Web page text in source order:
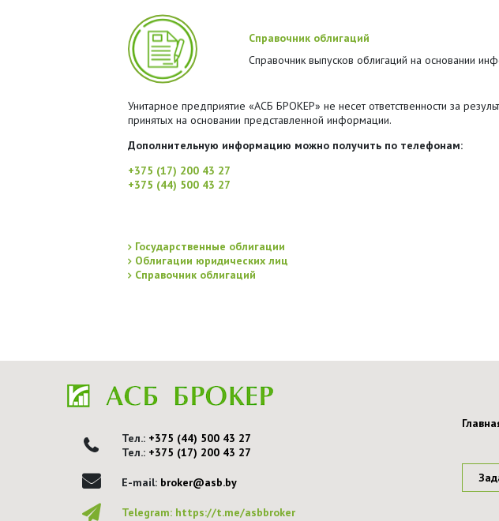
Справочник облигаций
Справочник выпусков облигаций на основании
Унитарное предприятие «АСБ БРОКЕР» не несет ответственности за
принятых на основании представленной информации.
Дополнительную информацию можно получить по телефонам:
+375 (17) 200 43 27
+375 (44) 500 43 27
Государственные облигации
Облигации юридических лиц
Справочник облигаций
Тел.: +375 (44) 500 43 27
Тел.: +375 (17) 200 43 27
E-mail: broker@asb.by
Telegram: https://t.me/asbbroker